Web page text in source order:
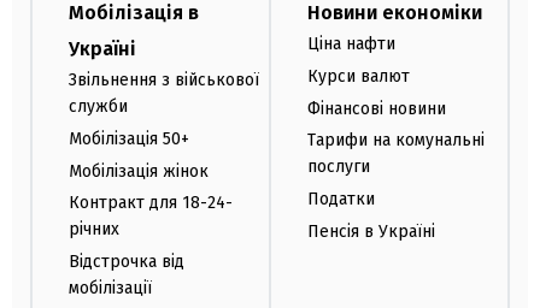
Мобілізація в
Україні
Звільнення з військової
служби
Мобілізація 50+
Мобілізація жінок
Контракт для 18-24-
річних
Відстрочка від
мобілізації
Новини економіки
Ціна нафти
Курси валют
Фінансові новини
Тарифи на комунальні
послуги
Податки
Пенсія в Україні